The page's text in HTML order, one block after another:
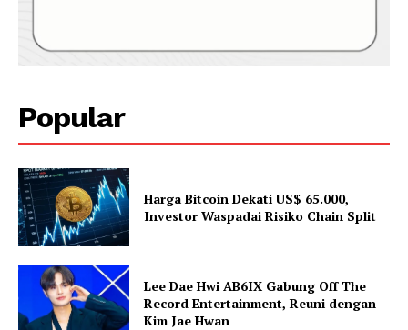
Popular
Harga Bitcoin Dekati US$ 65.000,
Investor Waspadai Risiko Chain Split
Lee Dae Hwi AB6IX Gabung Off The
Record Entertainment, Reuni dengan
Kim Jae Hwan